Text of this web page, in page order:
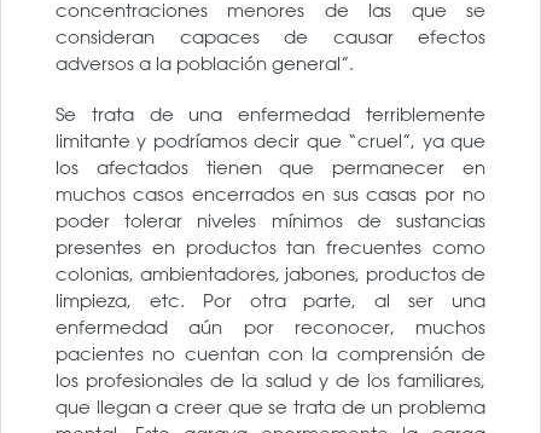
concentraciones menores de las que se
consideran capaces de causar efectos
adversos a la población general”.
Se trata de una enfermedad terriblemente
limitante y podríamos decir que “cruel”, ya que
los afectados tienen que permanecer en
muchos casos encerrados en sus casas por no
poder tolerar niveles mínimos de sustancias
presentes en productos tan frecuentes como
colonias, ambientadores, jabones, productos de
limpieza, etc. Por otra parte, al ser una
enfermedad aún por reconocer, muchos
pacientes no cuentan con la comprensión de
los profesionales de la salud y de los familiares,
que llegan a creer que se trata de un problema